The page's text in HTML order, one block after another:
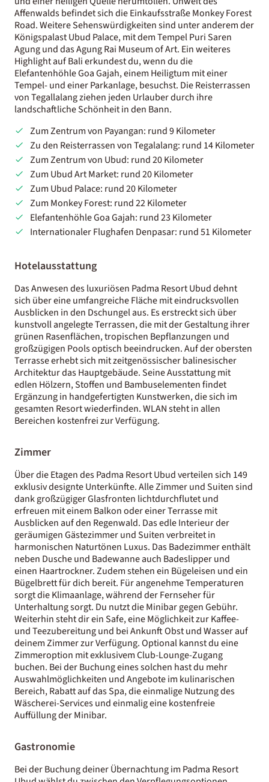
Affenwalds befindet sich die Einkaufsstraße Monkey Forest
Road. Weitere Sehenswürdigkeiten sind unter anderem der
Königspalast Ubud Palace, mit dem Tempel Puri Saren
Agung und das Agung Rai Museum of Art. Ein weiteres
Highlight auf Bali erkundest du, wenn du die
Elefantenhöhle Goa Gajah, einem Heiligtum mit einer
Tempel- und einer Parkanlage, besuchst. Die Reisterrassen
von Tegallalang ziehen jeden Urlauber durch ihre
landschaftliche Schönheit in den Bann.
Zum Zentrum von Payangan: rund 9 Kilometer
Zu den Reisterrassen von Tegalalang: rund 14 Kilometer
Zum Zentrum von Ubud: rund 20 Kilometer
Zum Ubud Art Market: rund 20 Kilometer
Zum Ubud Palace: rund 20 Kilometer
Zum Monkey Forest: rund 22 Kilometer
Elefantenhöhle Goa Gajah: rund 23 Kilometer
Internationaler Flughafen Denpasar: rund 51 Kilometer
Hotelausstattung
Das Anwesen des luxuriösen Padma Resort Ubud dehnt
sich über eine umfangreiche Fläche mit eindrucksvollen
Ausblicken in den Dschungel aus. Es erstreckt sich über
kunstvoll angelegte Terrassen, die mit der Gestaltung ihrer
grünen Rasenflächen, tropischen Bepflanzungen und
großzügigen Pools optisch beeindrucken. Auf der obersten
Terrasse erhebt sich mit zeitgenössischer balinesischer
Architektur das Hauptgebäude. Seine Ausstattung mit
edlen Hölzern, Stoffen und Bambuselementen findet
Ergänzung in handgefertigten Kunstwerken, die sich im
gesamten Resort wiederfinden. WLAN steht in allen
Bereichen kostenfrei zur Verfügung.
Zimmer
Über die Etagen des Padma Resort Ubud verteilen sich 149
exklusiv designte Unterkünfte. Alle Zimmer und Suiten sind
dank großzügiger Glasfronten lichtdurchflutet und
erfreuen mit einem Balkon oder einer Terrasse mit
Ausblicken auf den Regenwald. Das edle Interieur der
geräumigen Gästezimmer und Suiten verbreitet in
harmonischen Naturtönen Luxus. Das Badezimmer enthält
neben Dusche und Badewanne auch Badeslipper und
einen Haartrockner. Zudem stehen ein Bügeleisen und ein
Bügelbrett für dich bereit. Für angenehme Temperaturen
sorgt die Klimaanlage, während der Fernseher für
Unterhaltung sorgt. Du nutzt die Minibar gegen Gebühr.
Weiterhin steht dir ein Safe, eine Möglichkeit zur Kaffee-
und Teezubereitung und bei Ankunft Obst und Wasser auf
deinem Zimmer zur Verfügung. Optional kannst du eine
Zimmeroption mit exklusivem Club-Lounge-Zugang
buchen. Bei der Buchung eines solchen hast du mehr
Auswahlmöglichkeiten und Angebote im kulinarischen
Bereich, Rabatt auf das Spa, die einmalige Nutzung des
Wäscherei-Services und einmalig eine kostenfreie
Auffüllung der Minibar.
Gastronomie
Bei der Buchung deiner Übernachtung im Padma Resort